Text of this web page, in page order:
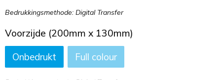
Bedrukkingsmethode: Digital Transfer
Voorzijde (200mm x 130mm)
Onbedrukt
Full colour